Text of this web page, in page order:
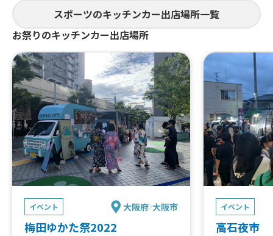
スポーツのキッチンカー出店場所一覧
お祭りのキッチンカー出店場所
イベント 大阪府 大阪市
梅⽥ゆかた祭2022
イベント
高石夜市